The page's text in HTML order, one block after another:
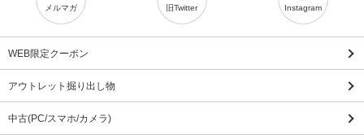
メルマガ 旧Twitter Instagram
WEB限定クーポン
アウトレット掘り出し物
中古(PC/スマホ/カメラ)